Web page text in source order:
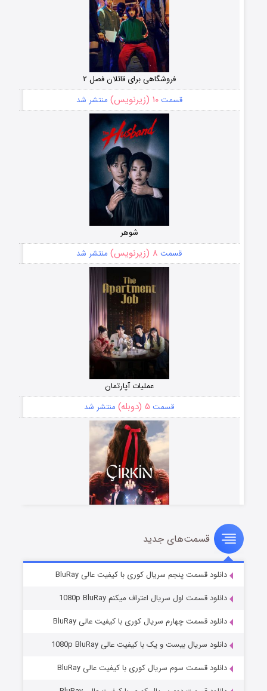
فروشگاهی برای قاتلان فصل ۲
قسمت۱۰ (زیرنویس) منتشر شد
شوهر
قسمت ۸ (زیرنویس) منتشر شد
عملیات آپارتمان
قسمت ۵ (دوبله) منتشر شد
سریال زشت
قسمت۲ (زیرنویس) منتشر شد
قسمت‌های جدید
دانلود قسمت پنجم سریال کوری با کیفیت عالی BluRay
دانلود قسمت اول سریال اعتراف میکنم 1080p BluRay
دانلود قسمت چهارم سریال کوری با کیفیت عالی BluRay
دانلود سریال بیست و یک با کیفیت عالی 1080p BluRay
دانلود قسمت سوم سریال کوری با کیفیت عالی BluRay